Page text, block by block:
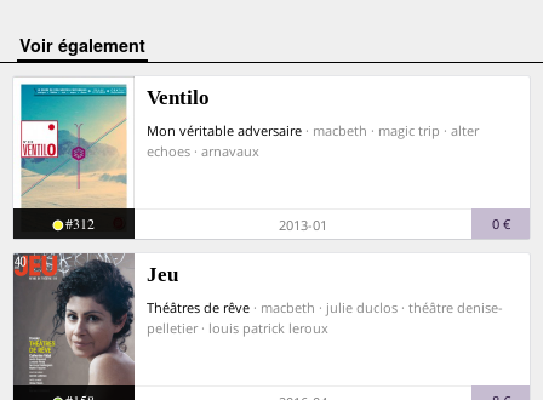
voir également
Ventilo
Mon véritable adversaire · macbeth · magic trip · alter
echoes · arnavaux
#312 2013-01 0 €
Jeu
Théâtres de rêve · macbeth · julie duclos · théâtre denise-
pelletier · louis patrick leroux